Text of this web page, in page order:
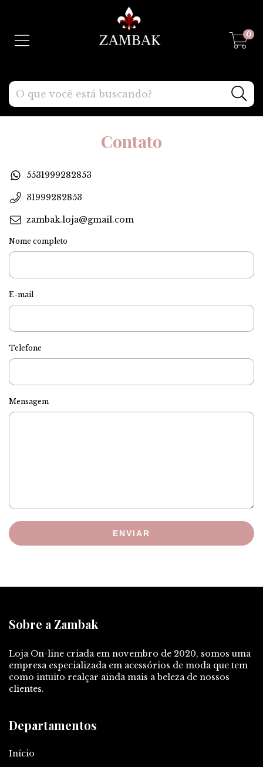
0
Contato
5531999282853
31999282853
zambak.loja@gmail.com
Nome completo
E-mail
Telefone
Mensagem
ENVIAR
Sobre a Zambak
Loja On-line criada em novembro de 2020, somos uma
empresa especializada em acessórios de moda que tem
como intuito realçar ainda mais a beleza de nossos
clientes.
Departamentos
Início